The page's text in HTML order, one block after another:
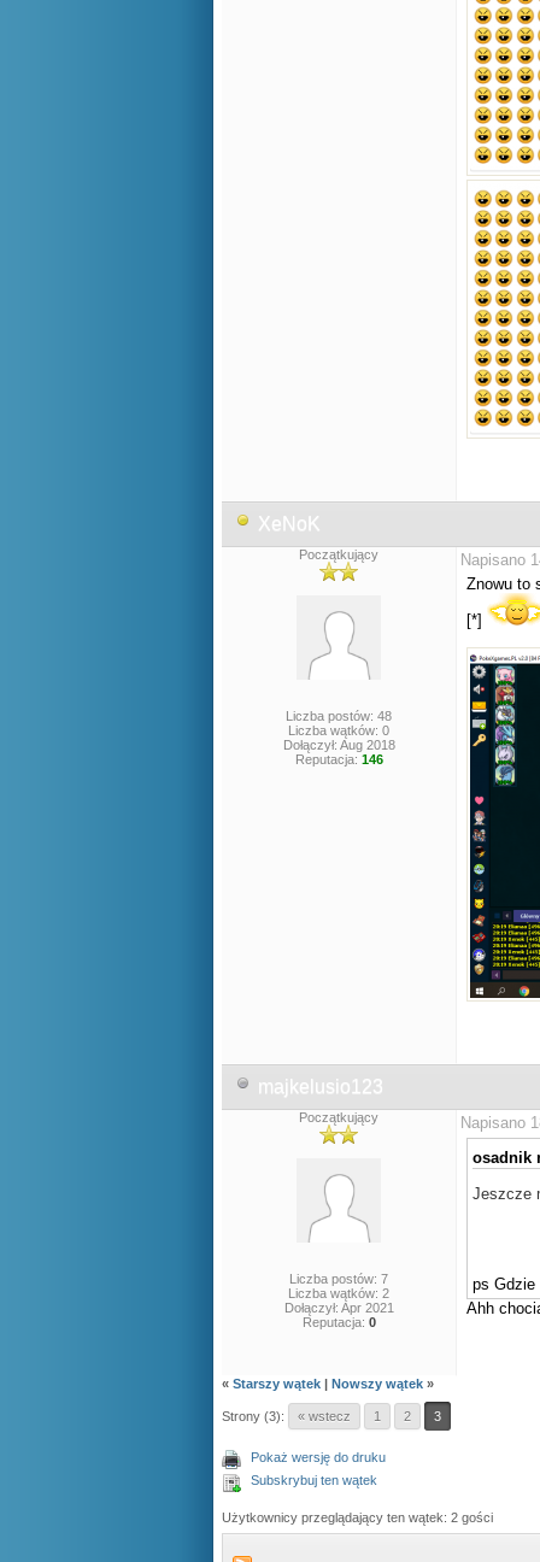
XeNoK
Początkujący
Liczba postów: 48
Liczba wątków: 0
Dołączył: Aug 2018
Reputacja: 146
Napisano
Znowu to
[*]
majkelusio123
Początkujący
Liczba postów: 7
Liczba wątków: 2
Dołączył: Apr 2021
Reputacja: 0
Napisano
osadnik
Jeszcze
ps Gdzie
Ahh
« Starszy wątek | Nowszy wątek »
Strony (3): « wstecz 1 2 3
Pokaż wersję do druku
Subskrybuj ten wątek
Użytkownicy przeglądający ten wątek: 2 gości